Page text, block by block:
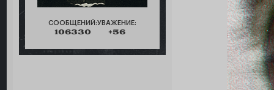
СООБЩЕНИЙ:
106330
УВАЖЕНИЕ:
+56